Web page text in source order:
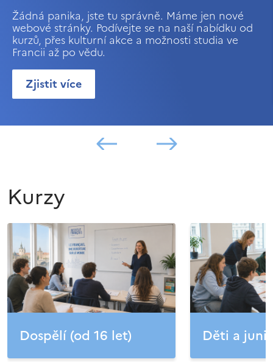
Žádná panika, jste tu správně. Máme jen nové
webové stránky. Podívejte se na naší nabídku od
kurzů, přes kulturní akce a možnosti studia ve
Francii až po vědu.
Zjistit více
Kurzy
Dospělí (od 16 let) Děti a